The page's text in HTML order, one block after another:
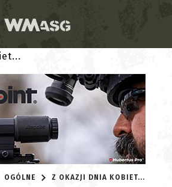
OGÓLNE Z OKAZJI DNIA KOBIET...